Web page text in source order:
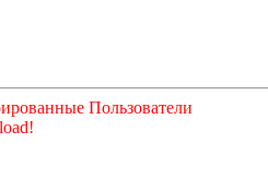
Пользователи